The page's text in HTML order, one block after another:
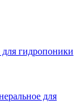
гидропоники
для